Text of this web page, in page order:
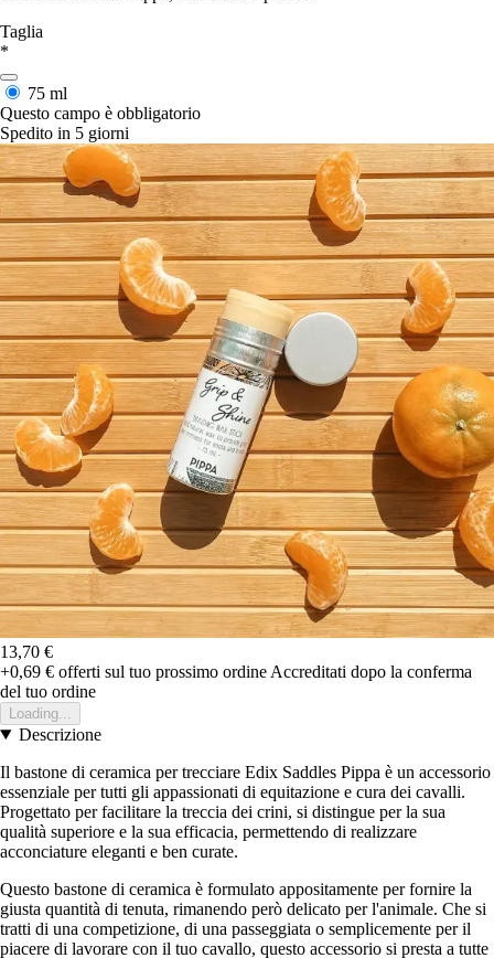
Taglia
*
75 ml
Questo campo è obbligatorio
Spedito in 5 giorni
13,70 €
+0,69 € offerti sul tuo prossimo ordine Accreditati dopo la conferma
del tuo ordine
Loading...
Descrizione
Il bastone di ceramica per trecciare Edix Saddles Pippa è un accessorio
essenziale per tutti gli appassionati di equitazione e cura dei cavalli.
Progettato per facilitare la treccia dei crini, si distingue per la sua
qualità superiore e la sua efficacia, permettendo di realizzare
acconciature eleganti e ben curate.
Questo bastone di ceramica è formulato appositamente per fornire la
giusta quantità di tenuta, rimanendo però delicato per l'animale. Che si
tratti di una competizione, di una passeggiata o semplicemente per il
piacere di lavorare con il tuo cavallo, questo accessorio si presta a tutte